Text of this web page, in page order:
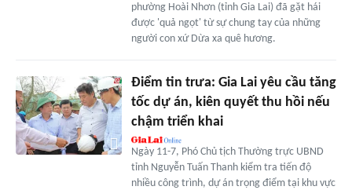
phường Hoài Nhơn (tỉnh Gia Lai) đã gặt hái
được 'quả ngọt' từ sự chung tay của những
người con xứ Dừa xa quê hương.
Điểm tin trưa: Gia Lai yêu cầu tăng
tốc dự án, kiên quyết thu hồi nếu
chậm triển khai
Ngày 11-7, Phó Chủ tịch Thường trực UBND
tỉnh Nguyễn Tuấn Thanh kiểm tra tiến độ
nhiều công trình, dự án trọng điểm tại khu vực